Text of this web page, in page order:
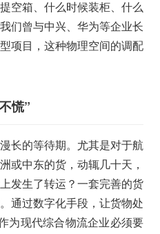
空箱、什么时候装柜、什么
们曾与中兴、华为等企业长
项目，这种物理空间的调配
慌”
长的等待期。尤其是对于航
或中东的货，动辄几十天，
发生了转运？一套完善的货
通过数字化手段，让货物处
为现代综合物流企业必须要